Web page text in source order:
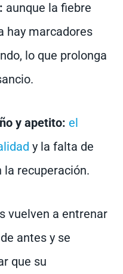
aunque la fiebre
hay marcadores
lo que prolonga
y apetito: el
y la falta de
recuperación.
vuelven a entrenar
antes y se
que su